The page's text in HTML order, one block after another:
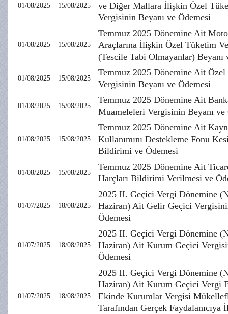
01/08/2025 15/08/2025
ve Diğer Mallara İlişkin Özel
Vergisinin Beyanı ve Ödemesi
01/08/2025 15/08/2025
Temmuz 2025 Dönemine Ait
Araçlarına İlişkin Özel Tüketim
(Tescile Tabi Olmayanlar) Beyanı
01/08/2025 15/08/2025
Temmuz 2025 Dönemine Ait
Vergisinin Beyanı ve Ödemesi
01/08/2025 15/08/2025
Temmuz 2025 Dönemine Ait
Muameleleri Vergisinin Beyanı ve
01/08/2025 15/08/2025
Temmuz 2025 Dönemine Ait
Kullanımını Destekleme Fonu
Bildirimi ve Ödemesi
01/08/2025 15/08/2025
Temmuz 2025 Dönemine Ait
Harçları Bildirimi Verilmesi ve
01/07/2025 18/08/2025
2025 II. Geçici Vergi Dönemine
Haziran) Ait Gelir Geçici
Ödemesi
01/07/2025 18/08/2025
2025 II. Geçici Vergi Dönemine
Haziran) Ait Kurum Geçici
Ödemesi
01/07/2025 18/08/2025
2025 II. Geçici Vergi Dönemine
Haziran) Ait Kurum Geçici Vergi
Ekinde Kurumlar Vergisi
Tarafından Gerçek Faydalanıcıya